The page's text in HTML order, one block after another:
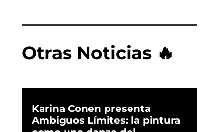
Otras Noticias 🔥
Karina Conen presenta
Ambiguos Límites: la pintura